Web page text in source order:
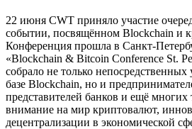
22 июня CWT приняло участие
событии, посвящённом Blockchain и
Конференция прошла в Санкт-
«Blockchain & Bitcoin Conference St.
собрало не только непосредственных
базе Blockchain, но и
представителей банков и ещё многих
внимание на мир криптовалют,
децентрализации в экономической